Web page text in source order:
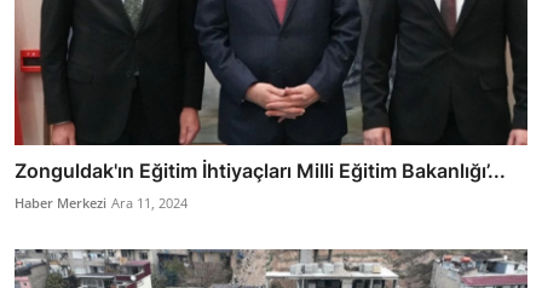
Zonguldak'ın Eğitim İhtiyaçları Milli Eğitim Bakanlığı’...
Haber Merkezi Ara 11, 2024